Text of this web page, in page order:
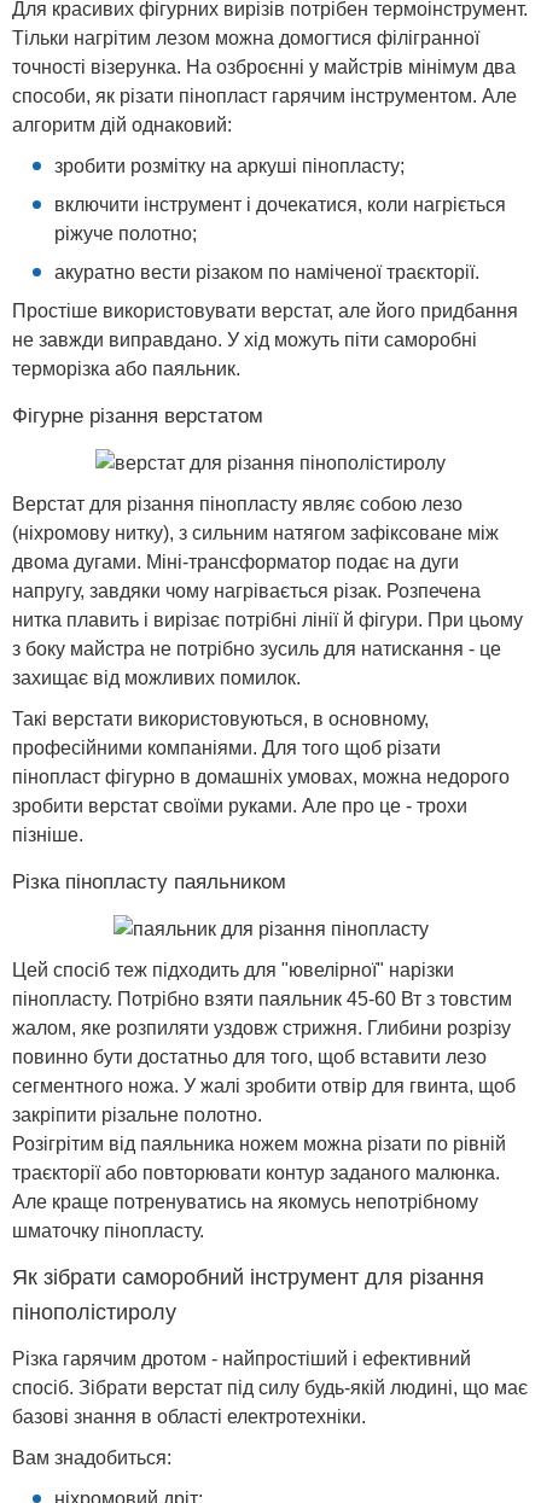
Для красивих фігурних вирізів потрібен термоінструмент.
Тільки нагрітим лезом можна домогтися філігранної
точності візерунка. На озброєнні у майстрів мінімум два
способи, як різати пінопласт гарячим інструментом. Але
алгоритм дій однаковий:
зробити розмітку на аркуші пінопласту;
включити інструмент і дочекатися, коли нагріється
ріжуче полотно;
акуратно вести різаком по наміченої траєкторії.
Простіше використовувати верстат, але його придбання
не завжди виправдано. У хід можуть піти саморобні
терморізка або паяльник.
Фігурне різання верстатом
Верстат для різання пінопласту являє собою лезо
(ніхромову нитку), з сильним натягом зафіксоване між
двома дугами. Міні-трансформатор подає на дуги
напругу, завдяки чому нагрівається різак. Розпечена
нитка плавить і вирізає потрібні лінії й фігури. При цьому
з боку майстра не потрібно зусиль для натискання - це
захищає від можливих помилок.
Такі верстати використовуються, в основному,
професійними компаніями. Для того щоб різати
пінопласт фігурно в домашніх умовах, можна недорого
зробити верстат своїми руками. Але про це - трохи
пізніше.
Різка пінопласту паяльником
Цей спосіб теж підходить для "ювелірної" нарізки
пінопласту. Потрібно взяти паяльник 45-60 Вт з товстим
жалом, яке розпиляти уздовж стрижня. Глибини розрізу
повинно бути достатньо для того, щоб вставити лезо
сегментного ножа. У жалі зробити отвір для гвинта, щоб
закріпити різальне полотно.
Розігрітим від паяльника ножем можна різати по рівній
траєкторії або повторювати контур заданого малюнка.
Але краще потренуватись на якомусь непотрібному
шматочку пінопласту.
Як зібрати саморобний інструмент для різання
пінополістиролу
Різка гарячим дротом - найпростіший і ефективний
спосіб. Зібрати верстат під силу будь-якій людині, що має
базові знання в області електротехніки.
Вам знадобиться:
ніхромовий дріт;